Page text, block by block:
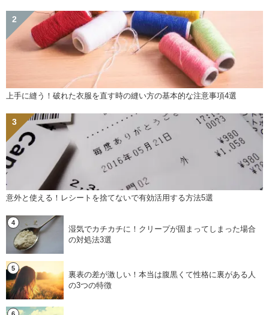
上手に縫う！破れた衣服を直す時の縫い方の基本的な注意事項4選
意外と使える！レシートを捨てないで有効活用する方法5選
湿気でカチカチに！クリープが固まってしまった場合
の対処法3選
裏表の差が激しい！本当は腹黒くて性格に裏がある人
の3つの特徴